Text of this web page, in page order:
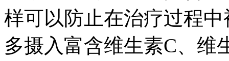
样可以防止在治疗过程
多摄入富含维生素C、维